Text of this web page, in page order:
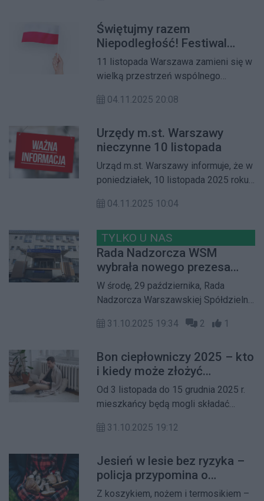
kolizji i niebezpiecznych sytuacji.
Sprawdź, jak jeździć odpowiedzialnie
i bezpiecznie – dla siebie i innych
uczestników ruchu.
Świętujmy razem
Niepodległość! Festiwal
„Wspólna Niepodległa” już
11 listopada w Cytadeli
11 listopada Warszawa zamieni się w
wielką przestrzeń wspólnego
Wspólna Niepodległa to wyjątkowe
pasje i regiony całej Polski. W Dniu
Niepodległości stolica stanie się
miejscem radości, muzyki i wspólnoty.
04.11.2025 20:08
Urzędy m.st. Warszawy
nieczynne 10 listopada
Urząd m.st. Warszawy informuje, że w
poniedziałek, 10 listopada 2025 roku,
będą nieczynne.
04.11.2025 10:04
TYLKO U NAS
Rada Nadzorcza WSM
wybrała nowego prezesa
zarządu
W środę, 29 października, Rada
Nadzorcza Warszawskiej Spółdzielni
rozmowy kwalifikacyjne z
zarządu. W najbliższych dniach WSM
podpisze umowę z nowo wybranym
prezesem
31.10.2025 19:34 2 1
Bon ciepłowniczy 2025 – kto
i kiedy może złożyć
wniosek?
Od 3 listopada do 15 grudnia 2025 r.
mieszkańcy będą mogli składać
ciepłowniczego. Świadczenie to ma
korzystającym z ciepła
dostarczanego przez system
ciepłowniczy w pokryciu rosnących
31.10.2025 19:12
Jesień w lesie bez ryzyka –
policja przypomina o
zasadach bezpiecznego
Z koszykiem, nożem i termosikiem –